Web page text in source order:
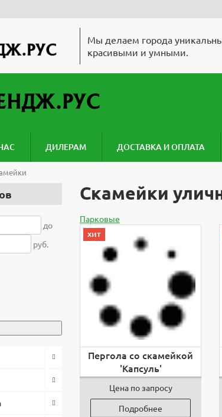
Мы делаем города
красивыми и умными.
ДИЛЕРАМ ДОСТАВКА И ОПЛАТА
Скамейки
Парковые
хит
Пергола со скамейкой
'Капсуль'
Цена по запросу
Подробнее
до
руб.